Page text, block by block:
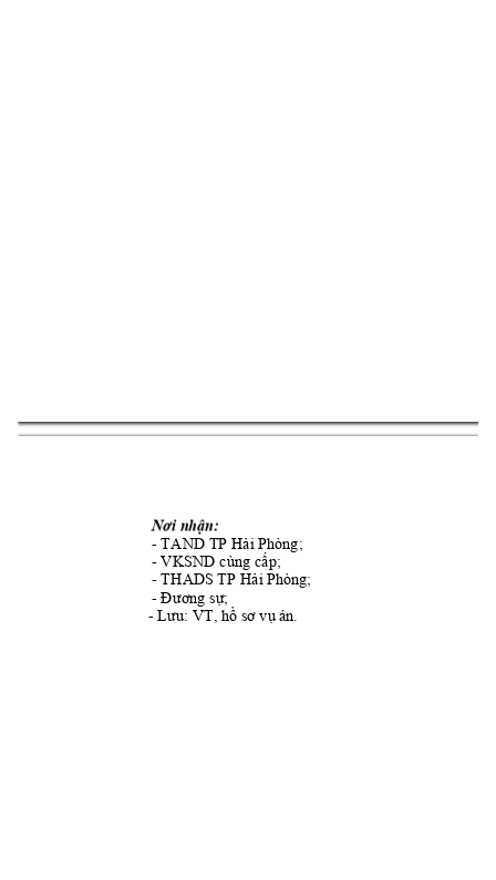
Nơi nhận:
- TAND TP Hải Phòng;
- VKSND cùng cấp;
- THADS TP Hải Phòng;
- Đương sự;
- Lưu: VT, hồ sơ vụ án.